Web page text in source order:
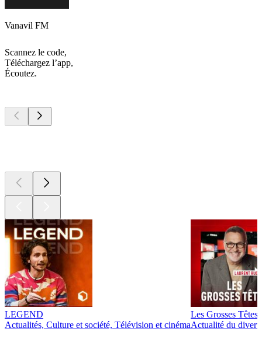
Vanavil FM
Scannez le code,
Téléchargez l’app,
Écoutez.
LEGEND
Actualités, Culture et société, Télévision et cinéma
Les Grosses Têtes
Actualité du